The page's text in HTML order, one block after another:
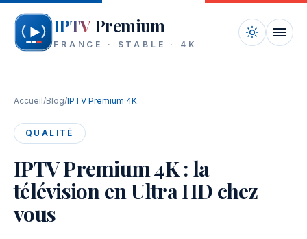
IPTVPremium
FRANCE · STABLE · 4K
Chaînes
Appareils
Blog
Accueil/Blog/IPTV Premium 4K
QUALITÉ
IPTV Premium 4K : la
télévision en Ultra HD chez
vous